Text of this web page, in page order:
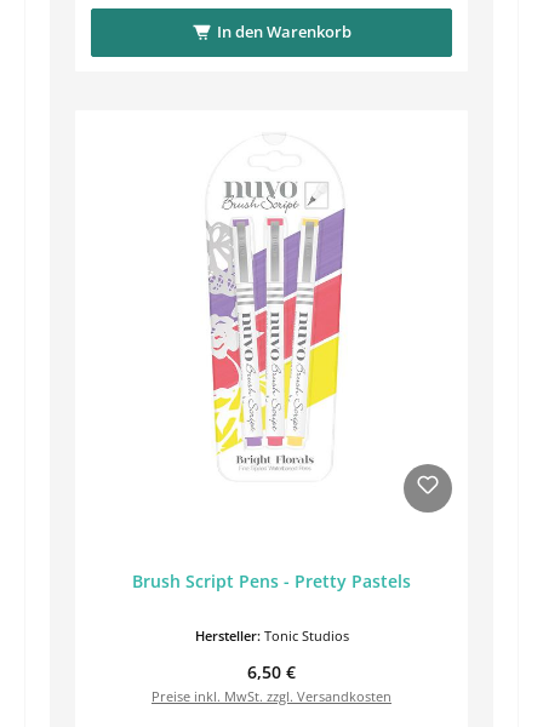
In den Warenkorb
Brush Script Pens - Pretty Pastels
Hersteller: Tonic Studios
Regulärer Preis:
6,50 €
Preise inkl. MwSt. zzgl. Versandkosten